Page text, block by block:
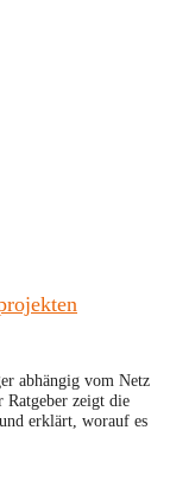
abhängig vom Netz
Ratgeber zeigt die
erklärt, worauf es